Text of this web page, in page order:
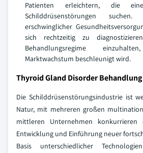
Patienten erleichtern, die
Schilddrüsenstörungen
erschwinglicher
sich rechtzeitig zu
Behandlungsregime
Marktwachstum beschleunigt wird.
Thyroid Gland Disorder
Die Schilddrüsenstörungsindustrie ist
Natur, mit mehreren großen
mittleren Unternehmen
Entwicklung und Einführung neuer
Basis unterschiedlicher